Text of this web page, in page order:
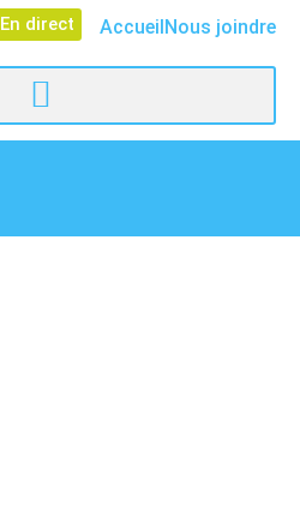
En direct AccueilNous joindre